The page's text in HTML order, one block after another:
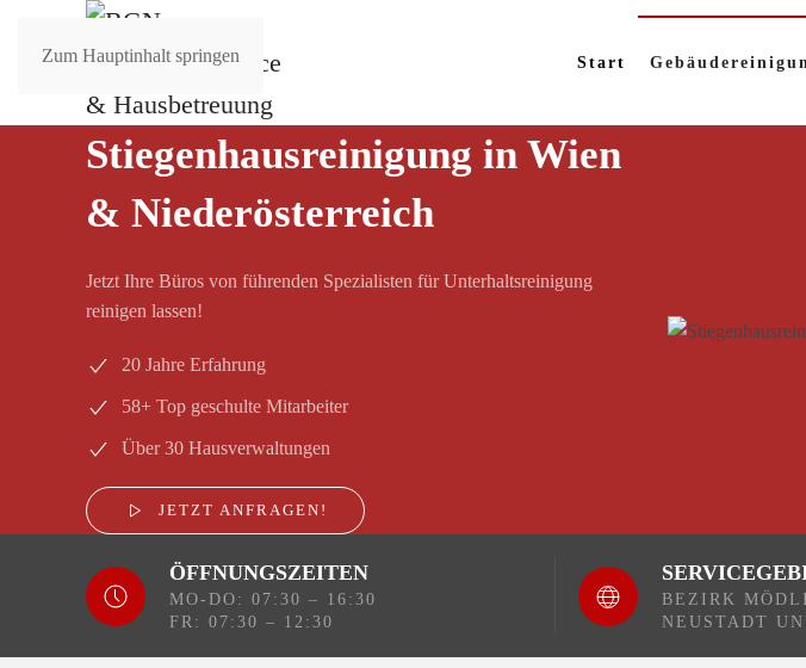
Zum Hauptinhalt springen Start
Stiegenhausreinigung in Wien
& Niederösterreich
Jetzt Ihre Büros von führenden Spezialisten für Unterhaltsreinigung
reinigen lassen!
20 Jahre Erfahrung
58+ Top geschulte Mitarbeiter
Über 30 Hausverwaltungen
JETZT ANFRAGEN!
ÖFFNUNGSZEITEN
MO-DO: 07:30 – 16:30
FR: 07:30 – 12:30
BEZIRK
NEUSTADT